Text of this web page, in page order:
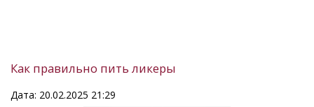
Как правильно пить ликеры
Дата: 20.02.2025 21:29